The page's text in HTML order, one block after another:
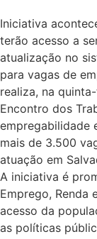
Iniciativa
terão acesso a
atualização no
para vagas de
realiza, na
Encontro dos
empregabilidade
mais de 3.500
atuação em
A iniciativa é
Emprego, Renda
acesso da
as políticas